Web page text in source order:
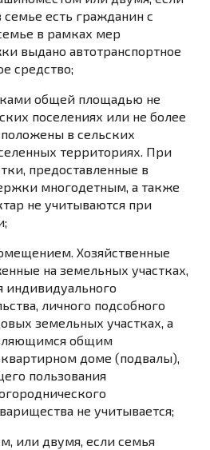
семье есть гражданин с
в рамках мер
выдано автотранспортное
средство;
общей площадью не
поселениях или не более
в сельских
территориях. При
предоставленные в
многодетным, а также
не учитываются при
Хозяйственные
на земельных участках,
индивидуального
личного подсобного
земельных участках, а
общим
доме (подвалы),
пользования
не учитывается;
или двумя, если семья